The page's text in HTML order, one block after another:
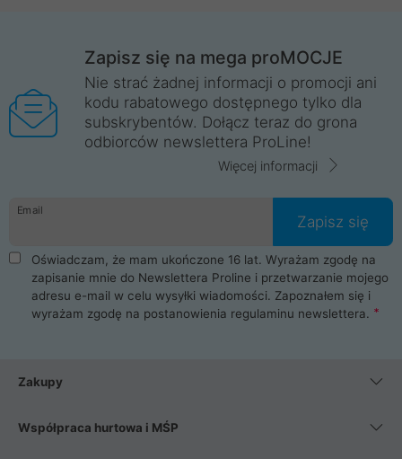
Zapisz się na mega proMOCJE
Nie strać żadnej informacji o promocji ani
kodu rabatowego dostępnego tylko dla
subskrybentów. Dołącz teraz do grona
odbiorców newslettera ProLine!
Więcej informacji
Email
Zapisz się
Oświadczam, że mam ukończone 16 lat. Wyrażam zgodę na
zapisanie mnie do Newslettera Proline i przetwarzanie mojego
adresu e-mail w celu wysyłki wiadomości. Zapoznałem się i
wyrażam zgodę na postanowienia regulaminu newslettera.
Zakupy
Współpraca hurtowa i MŚP